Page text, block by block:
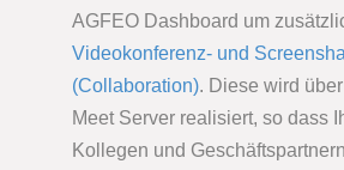
AGFEO Dashboard um
Videokonferenz- und
(Collaboration). Diese wird
Meet Server realisiert, so dass
Kollegen und